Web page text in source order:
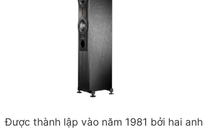
Được thành lập vào năm 1981 bởi hai anh